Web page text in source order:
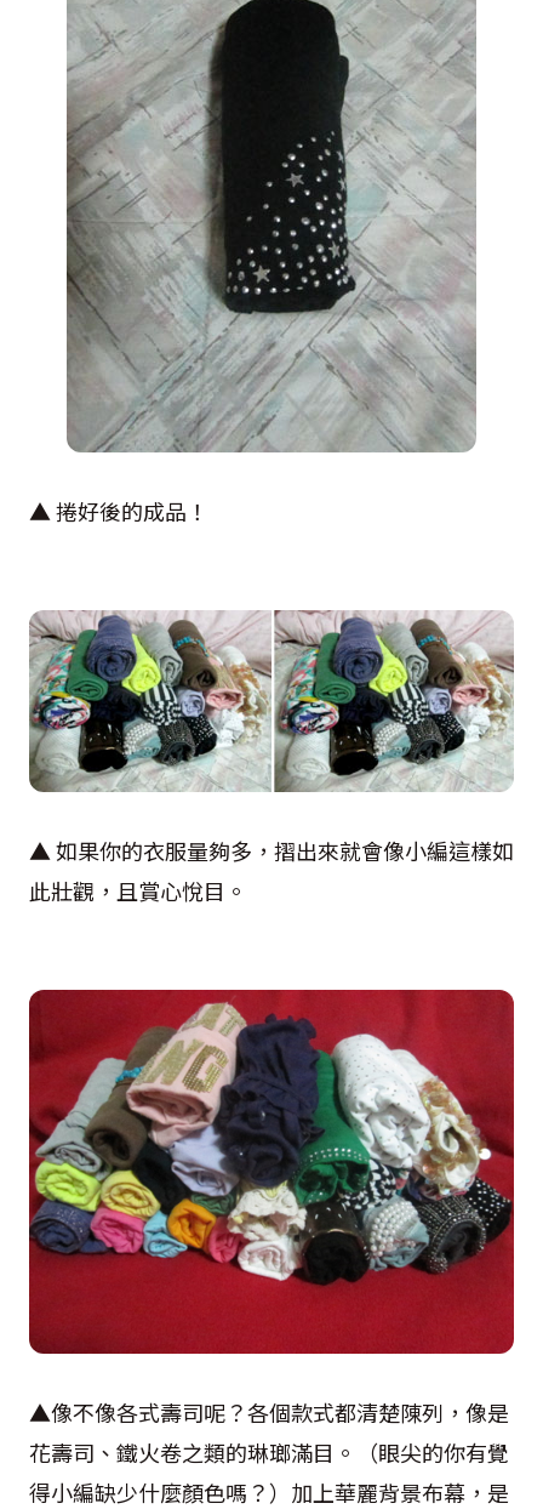
▲ 捲好後的成品！
▲ 如果你的衣服量夠多，摺出來就會像小編這樣如
此壯觀，且賞心悅目。
▲像不像各式壽司呢？各個款式都清楚陳列，像是
花壽司、鐵火卷之類的琳瑯滿目。（眼尖的你有覺
得小編缺少什麼顏色嗎？）加上華麗背景布幕，是